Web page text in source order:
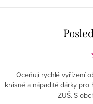
Oceňuji rychlé vyřízení
krásné a nápadité dárky
ZUŠ. S